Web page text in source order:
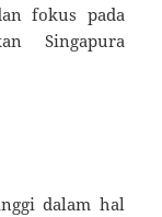
fokus pada
Singapura
dalam hal